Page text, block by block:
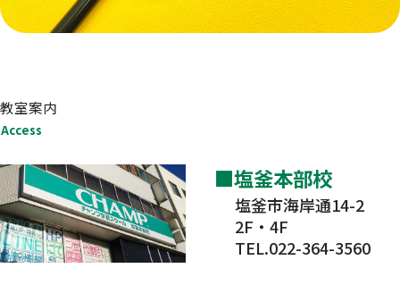
教室案内
Access
塩釜本部校
塩釜市海岸通14-2
2F・4F
TEL.022-364-3560